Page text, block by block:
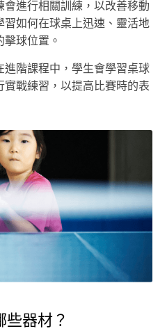
會進行相關訓練，以改善移動
習如何在球桌上迅速、靈活地
球位置。
進階課程中，學生會學習桌球
實戰練習，以提高比賽時的表
些器材？